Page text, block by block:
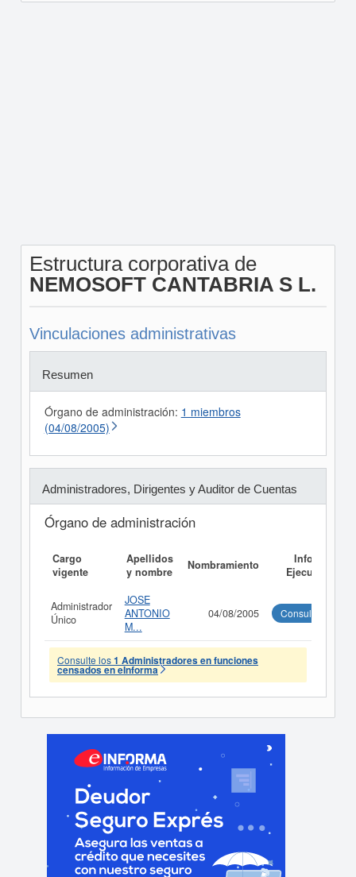
Estructura corporativa de
NEMOSOFT CANTABRIA S L.
Vinculaciones administrativas
Resumen
Órgano de administración: 1 miembros
(04/08/2005)
Administradores, Dirigentes y Auditor de Cuentas
Órgano de administración
Cargo
vigente
Apellidos
y nombre
Nombramiento
Informe
Ejecutivo
Administrador
Único
JOSE
ANTONIO
M...
04/08/2005 Consultar
Consulte los1 Administradores en funciones
censados en eInforma